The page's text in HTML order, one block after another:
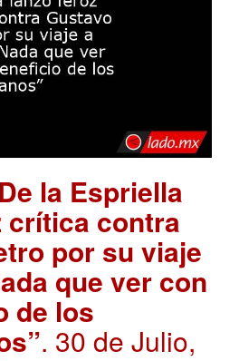
la Espriella
crítica contra
por su viaje
que ver con
de los
. 30 de Julio,